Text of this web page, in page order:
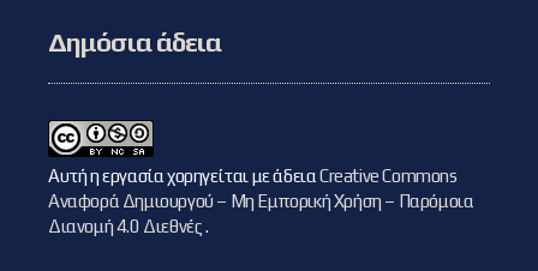
Δημόσια άδεια
Αυτή η εργασία χορηγείται με άδειαCreative Commons
Αναφορά Δημιουργού – Μη Εμπορική Χρήση – Παρόμοια
Διανομή 4.0 Διεθνές.